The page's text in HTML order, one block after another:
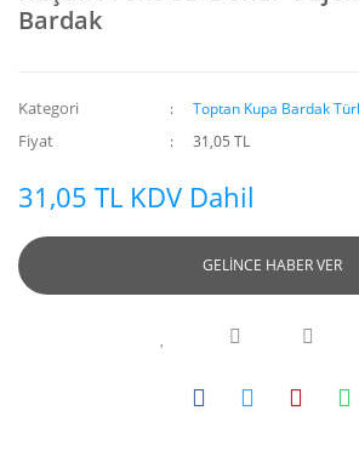
Bardak
Kategori Toptan Kupa Bardak
Fiyat 31,05 TL
31,05 TL KDV Dahil
GELİNCE HABER VER